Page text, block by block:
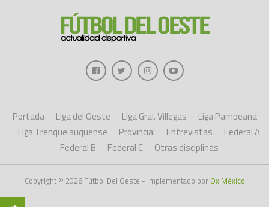
Portada Liga del Oeste Liga Gral. Villegas
Liga Pampeana
Liga Trenquelauquense
Provincial Entrevistas
Federal A
Federal B
Federal C Otras disciplinas
Copyright © 2026 Fútbol Del Oeste - Implementado por Ox México